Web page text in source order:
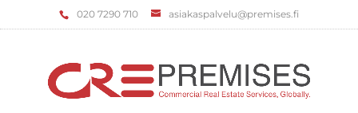
‌020 7290 710 asiakaspalvelu@premises.fi